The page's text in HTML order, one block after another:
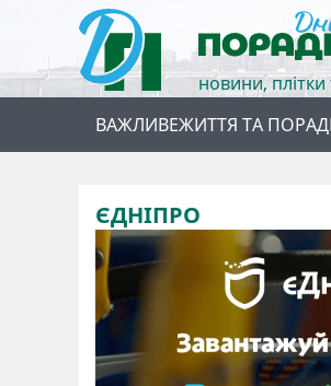
новини,
ВАЖЛИВЕЖИТТЯ ТА
ЄДНІПРО